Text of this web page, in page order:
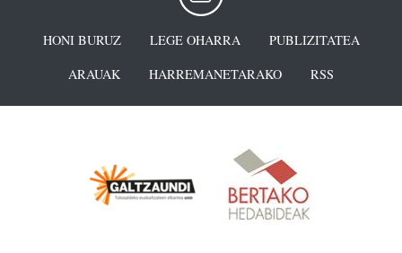
HONI BURUZ LEGE OHARRA
PUBLIZITATEA
ARAUAK
HARREMANETARAKO RSS